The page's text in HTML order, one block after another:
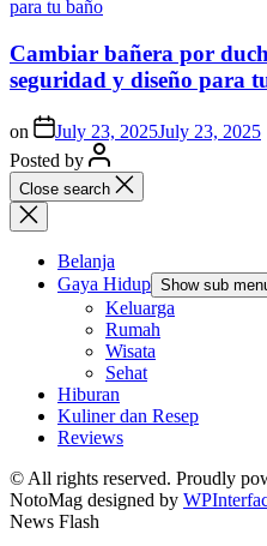
Cambiar bañera por
seguridad y diseño para
on July 23, 2025July 23, 2025
Posted by
Close search
Belanja
Gaya Hidup Show sub
Keluarga
Rumah
Wisata
Sehat
Hiburan
Kuliner dan Resep
Reviews
© All rights reserved. Proudly
NotoMag designed by
News Flash